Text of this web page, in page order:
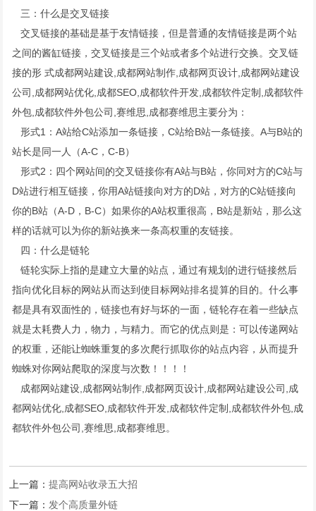
三：什么是交叉链接
交叉链接的基础是基于友情链接，但是普通的友情链接是两个站
之间的酱缸链接，交叉链接是三个站或者多个站进行交换。交叉链
接的形 式成都网站建设,成都网站制作,成都网页设计,成都网站建设
公司,成都网站优化,成都SEO,成都软件开发,成都软件定制,成都软件
外包,成都软件外包公司,赛维思,成都赛维思主要分为：
形式1：A站给C站添加一条链接，C站给B站一条链接。A与B站的
站长是同一人（A-C，C-B）
形式2：四个网站间的交叉链接你有A站与B站，你同对方的C站与
D站进行相互链接，你用A站链接向对方的D站，对方的C站链接向
你的B站（A-D，B-C）如果你的A站权重很高，B站是新站，那么这
样的话就可以为你的新站换来一条高权重的友链接。
四：什么是链轮
链轮实际上指的是建立大量的站点，通过有规划的进行链接然后
指向优化目标的网站从而达到使目标网站排名提算的目的。什么事
都是具有双面性的，链接也有好与坏的一面，链轮存在着一些缺点
就是太耗费人力，物力，与精力。而它的优点则是：可以传递网站
的权重，还能让蜘蛛重复的多次爬行抓取你的站点内容，从而提升
蜘蛛对你网站爬取的深度与次数！！！！
成都网站建设, 成都网站制作 ,成都网页设计,成都网站建设公司,成
都网站优化,成都SEO, 成都软件开发 ,成都软件定制,成都软件外包,成
都软件外包公司,赛维思,成都赛维思。
上一篇：提高网站收录五大招
下一篇： 发个高质量外链